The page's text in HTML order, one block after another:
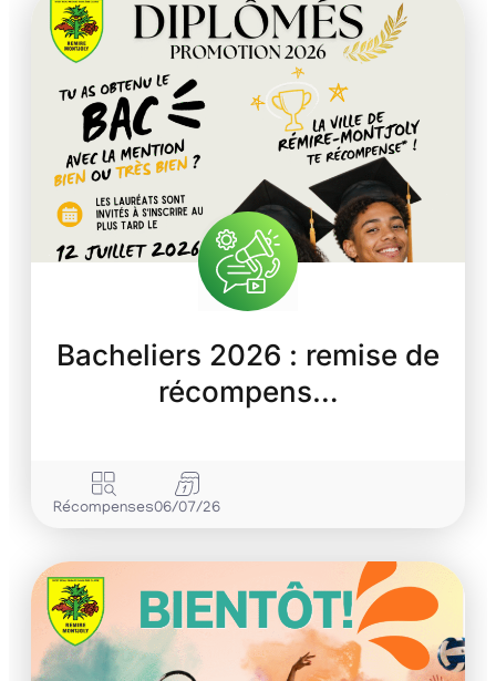
Bacheliers 2026 : remise de
récompens…
Récompenses06/07/26